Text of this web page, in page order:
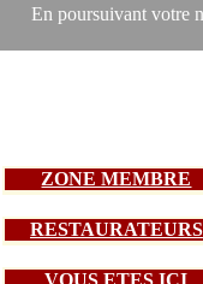
En poursuivant votre
ZONE MEMBRE
RESTAURATEURS
VOUS ETES ICI